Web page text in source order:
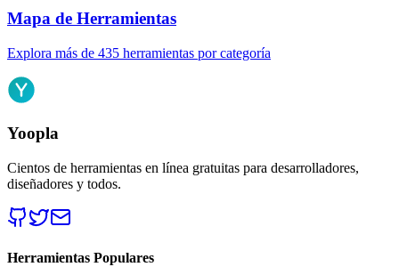
Mapa de Herramientas
Explora más de 435 herramientas por categoría
Yoopla
Cientos de herramientas en línea gratuitas para desarrolladores,
diseñadores y todos.
Herramientas Populares